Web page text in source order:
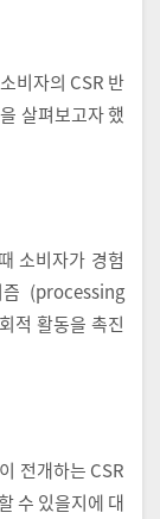
비자의 CSR 반
살펴보고자 했
소비자가 경험
(processing
적 활동을 촉진
전개하는 CSR
수 있을지에 대